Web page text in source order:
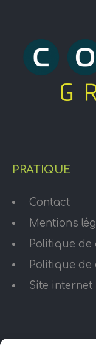
PRATIQUE
Contact
Mentions
Politique de
Politique de
Site internet